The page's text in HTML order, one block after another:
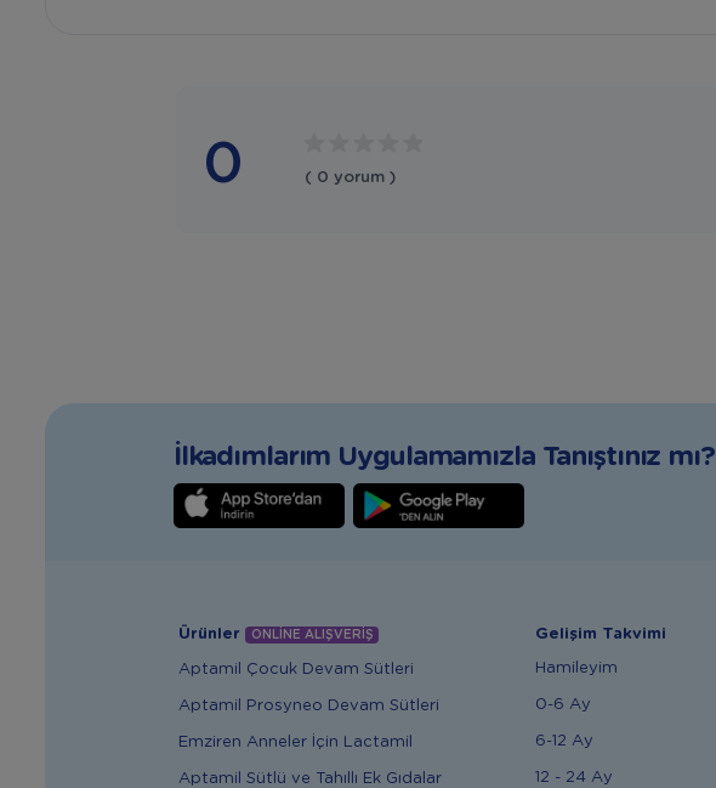
0 ( 0 yorum )
İlkadımlarım Uygulamamızla Tanıştınız mı?
Ürünler ONLİNE ALIŞVERİŞ
Aptamil Çocuk Devam Sütleri
Aptamil Prosyneo Devam Sütleri
Emziren Anneler İçin Lactamil
Aptamil Sütlü ve Tahıllı Ek Gıdalar
Gelişim Takvimi
Hamileyim
0-6 Ay
6-12 Ay
12 - 24 Ay